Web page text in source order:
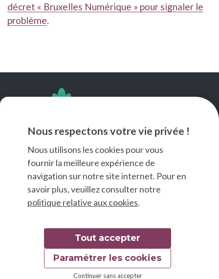
Nous respectons votre vie privée !
Nous utilisons les cookies pour vous
fournir la meilleure expérience de
navigation sur notre site internet. Pour en
savoir plus, veuillez consulter notre
politique relative aux cookies.
Tout accepter
Continuer sans accepter
Paramétrer les cookies
décret « Bruxelles Numérique » pour signaler le
problème.
© 2026 Good Food